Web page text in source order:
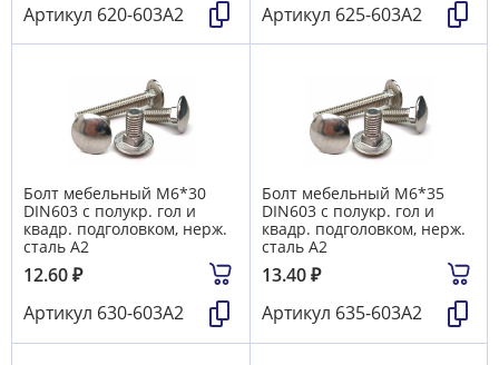
Артикул 620-603А2
Артикул 625-603А2
Болт мебельный М6*30
DIN603 с полукр. гол и
квадр. подголовком, нерж.
сталь А2
12.60₽
Артикул 630-603А2
Болт мебельный М6*35
DIN603 с полукр. гол и
квадр. подголовком, нерж.
сталь А2
13.40₽
Артикул 635-603А2